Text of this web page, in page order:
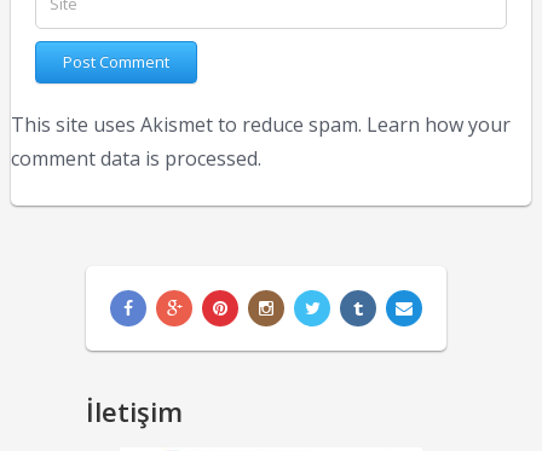
This site uses Akismet to reduce spam. Learn how your
comment data is processed.
İletişim